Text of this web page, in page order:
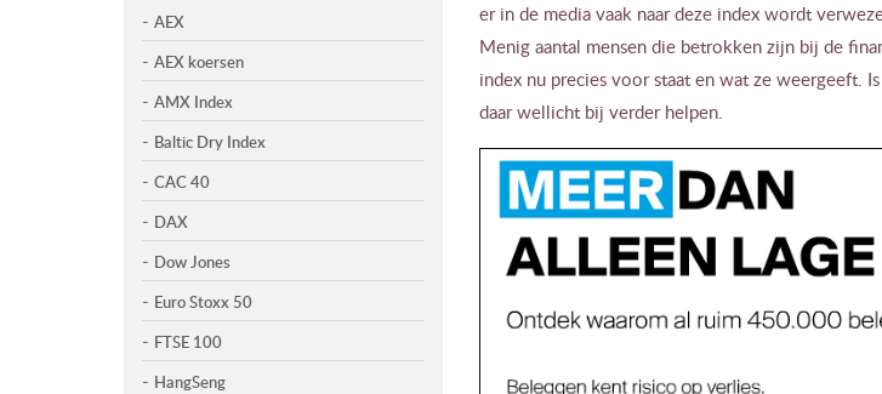
er in de media vaak naar deze index wordt
Menig aantal mensen die betrokken zijn bij de
index nu precies voor staat en wat ze weergeeft.
daar wellicht bij verder helpen.
AEX
AEX koersen
AMX Index
Baltic Dry Index
CAC 40
DAX
Dow Jones
Euro Stoxx 50
FTSE 100
HangSeng